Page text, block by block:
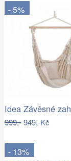
- 5%
999,-949,-Kč
- 13%